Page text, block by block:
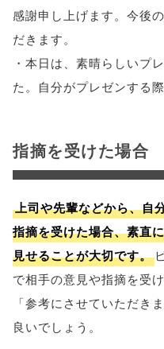
感謝申し上げます。今後
だきます。
・本日は、素晴らしいプ
た。自分がプレゼンする
指摘を受けた場合
上司や先輩などから、自
指摘を受けた場合、素直
見せることが大切です。
で相手の意見や指摘を受
「参考にさせていただき
良いでしょう。